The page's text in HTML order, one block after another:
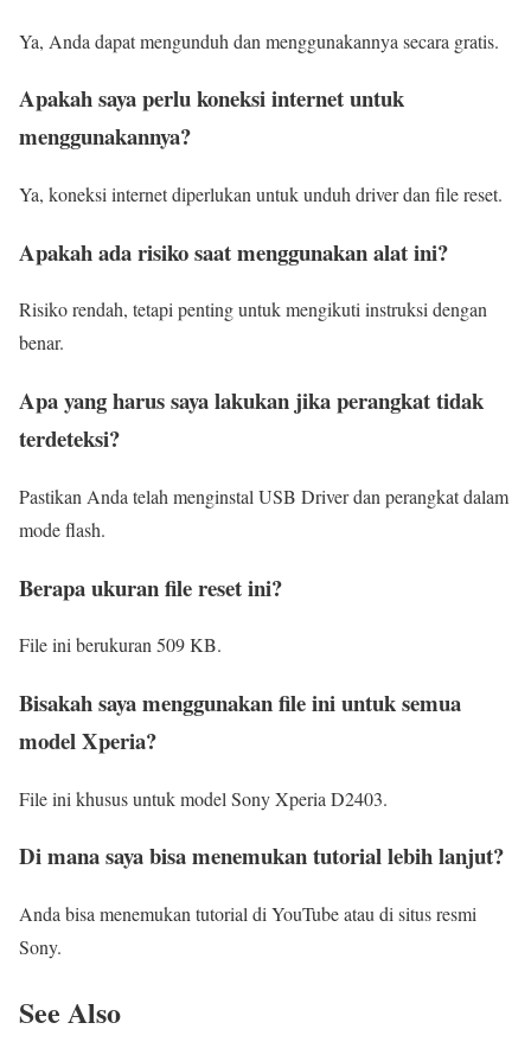
Ya, Anda dapat mengunduh dan menggunakannya secara gratis.
Apakah saya perlu koneksi internet untuk
menggunakannya?
Ya, koneksi internet diperlukan untuk unduh driver dan file reset.
Apakah ada risiko saat menggunakan alat ini?
Risiko rendah, tetapi penting untuk mengikuti instruksi dengan
benar.
Apa yang harus saya lakukan jika perangkat tidak
terdeteksi?
Pastikan Anda telah menginstal USB Driver dan perangkat dalam
mode flash.
Berapa ukuran file reset ini?
File ini berukuran 509 KB.
Bisakah saya menggunakan file ini untuk semua
model Xperia?
File ini khusus untuk model Sony Xperia D2403.
Di mana saya bisa menemukan tutorial lebih lanjut?
Anda bisa menemukan tutorial di YouTube atau di situs resmi
Sony.
See Also